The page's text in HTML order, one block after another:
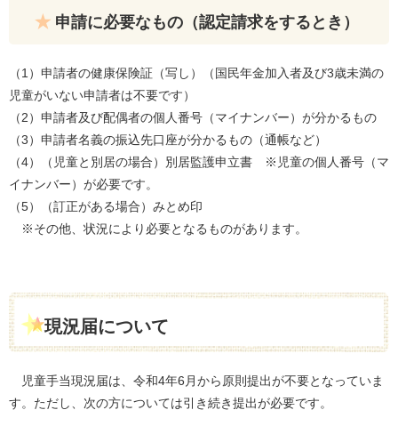
申請に必要なもの（認定請求をするとき）
（1）申請者の健康保険証（写し）（国民年金加入者及び3歳未満の
児童がいない申請者は不要です）
（2）申請者及び配偶者の個人番号（マイナンバー）が分かるもの
（3）申請者名義の振込先口座が分かるもの（通帳など）
（4）（児童と別居の場合）別居監護申立書 ※児童の個人番号（マ
イナンバー）が必要です。
（5）（訂正がある場合）みとめ印
※その他、状況により必要となるものがあります。
現況届について
児童手当現況届は、令和4年6月から原則提出が不要となっていま
す。ただし、次の方については引き続き提出が必要です。